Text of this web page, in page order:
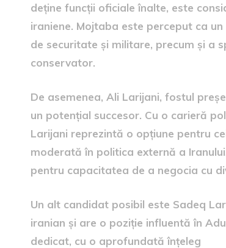
deține funcții oficiale înalte, este
iraniene. Mojtaba este perceput ca
de securitate și militare, precum și a
conservator.
De asemenea, Ali Larijani, fostul
un potențial succesor. Cu o carieră
Larijani reprezintă o opțiune pentru
moderată în politica externă a
pentru capacitatea de a negocia cu
Un alt candidat posibil este Sadeq
iranian și are o poziție influentă în
dedicat, cu o aprofundată înțeleg